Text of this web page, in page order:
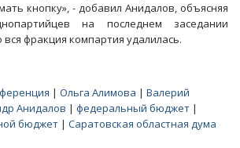
кнопку», - добавил Анидалов, объясняя
на последнем заседании
вся фракция компартия удалилась.
| Ольга Алимова | Валерий
Анидалов | федеральный бюджет |
бюджет | Саратовская областная дума